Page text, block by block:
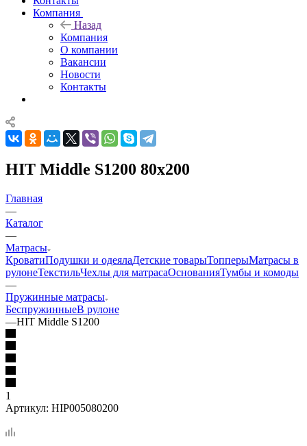
Компания
Назад
Компания
О компании
Вакансии
Новости
Контакты
HIT Middle S1200 80x200
Главная
—
Каталог
—
Матрасы
КроватиПодушки и одеялаДетские товарыТопперыМатрасы в
рулонеТекстильЧехлы для матрасаОснованияТумбы и комоды
—
Пружинные матрасы
БеспружинныеВ рулоне
—HIT Middle S1200
1
Артикул: HIP005080200